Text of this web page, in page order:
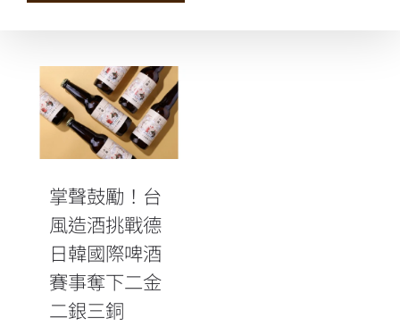
掌聲鼓勵！台
風造酒挑戰德
日韓國際啤酒
賽事奪下二金
二銀三銅
掌聲鼓勵！台
風造酒挑戰德
日韓國際啤酒
賽事奪下二金
二銀三銅